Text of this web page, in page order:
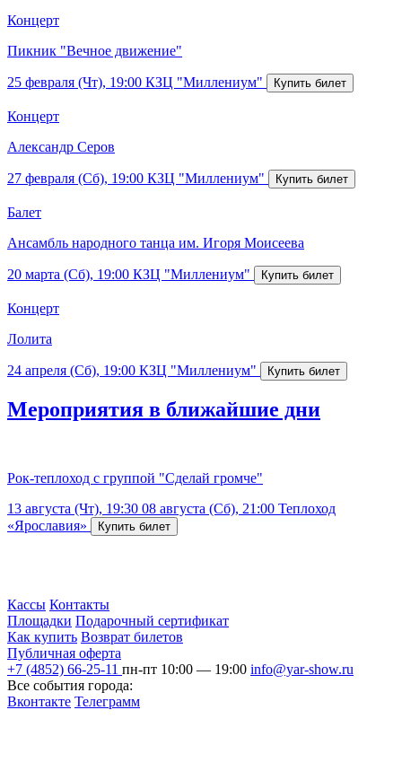
Концерт
Пикник "Вечное движение"
25 февраля (Чт), 19:00 КЗЦ "Миллениум"
Концерт
Александр Серов
27 февраля (Сб), 19:00 КЗЦ "Миллениум"
Балет
Ансамбль народного танца им. Игоря Моисеева
20 марта (Сб), 19:00 КЗЦ "Миллениум"
Концерт
Лолита
24 апреля (Сб), 19:00 КЗЦ "Миллениум"
Мероприятия в ближайшие дни
Рок-теплоход с группой "Сделай громче"
13 августа (Чт), 19:30 08 августа (Сб), 21:00 Теплоход
«Ярославия»
Кассы Контакты
Площадки Подарочный сертификат
Как купить Возврат билетов
Публичная оферта
+7 (4852) 66-25-11 пн-пт 10:00 — 19:00 info@yar-show.ru
Все события города:
Вконтакте Телеграмм